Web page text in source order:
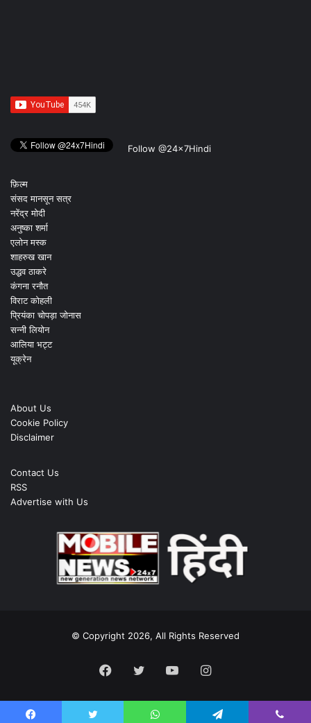
Follow @24x7Hindi
फ़िल्म
संसद मानसून सत्र
नरेंद्र मोदी
अनुष्का शर्मा
एलोन मस्क
शाहरुख खान
उद्धव ठाकरे
कंगना रनौत
विराट कोहली
प्रियंका चोपड़ा जोनास
सन्नी लियोन
आलिया भट्ट
यूक्रेन
About Us
Cookie Policy
Disclaimer
Contact Us
RSS
Advertise with Us
© Copyright 2026, All Rights Reserved
Facebook
TwitterYouTubeInstagram